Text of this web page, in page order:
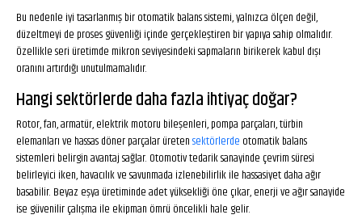
Bu nedenle iyi tasarlanmış bir otomatik balans sistemi, yalnızca ölçen değil,
düzeltmeyi de proses güvenliği içinde gerçekleştiren bir yapıya sahip olmalıdır.
Özellikle seri üretimde mikron seviyesindeki sapmaların birikerek kabul dışı
oranını artırdığı unutulmamalıdır.
Hangi sektörlerde daha fazla ihtiyaç doğar?
Rotor, fan, armatür, elektrik motoru bileşenleri, pompa parçaları, türbin
elemanları ve hassas döner parçalar üretensektörlerde otomatik balans
sistemleri belirgin avantaj sağlar. Otomotiv tedarik sanayinde çevrim süresi
belirleyici iken, havacılık ve savunmada izlenebilirlik ile hassasiyet daha ağır
basabilir. Beyaz eşya üretiminde adet yüksekliği öne çıkar, enerji ve ağır sanayide
ise güvenilir çalışma ile ekipman ömrü öncelikli hale gelir.